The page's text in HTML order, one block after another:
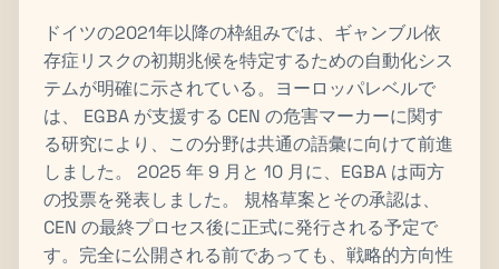
ドイツの2021年以降の枠組みでは、ギャンブル依
存症リスクの初期兆候を特定するための自動化シス
テムが明確に示されている。ヨーロッパレベルで
は、 EGBA が支援する CEN の危害マーカーに関す
る研究により、この分野は共通の語彙に向けて前進
しました。 2025 年 9 月と 10 月に、EGBA は両方
の投票を発表しました。 規格草案とその承認は、
CEN の最終プロセス後に正式に発行される予定で
す。完全に公開される前であっても、戦略的方向性